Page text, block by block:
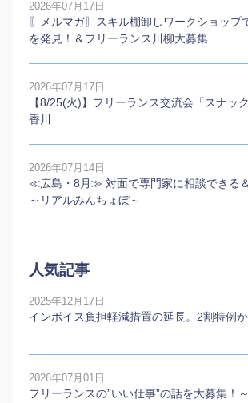
2026年07月17日
〖メルマガ〗スキル棚卸しワークショップ
を発見！＆フリーランス川柳大募集
2026年07月17日
【8/25(火)】フリーランス交流会「スナッ
香川
2026年07月14日
≪広島・8月≫ 対面で専門家に相談できる
～リアルみんちょぼ～
人気記事
2025年12月17日
インボイス負担軽減措置の延長。2割特例
2026年07月01日
フリーランスの”いい仕事”の話を大募集！